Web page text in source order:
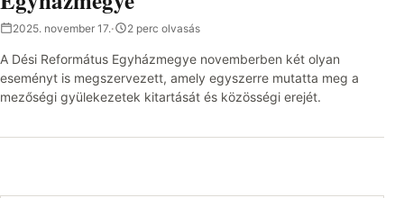
2025. november 17.· 2 perc olvasás
A Dési Református Egyházmegye novemberben két olyan
eseményt is megszervezett, amely egyszerre mutatta meg a
mezőségi gyülekezetek kitartását és közösségi erejét.